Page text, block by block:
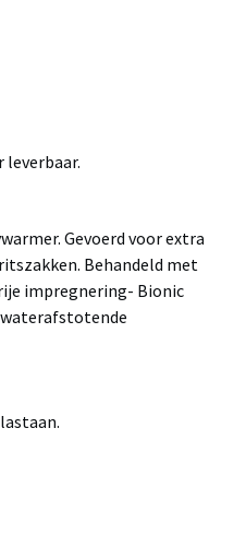
leverbaar.
Gevoerd voor extra
Behandeld met
impregnering- Bionic
waterafstotende